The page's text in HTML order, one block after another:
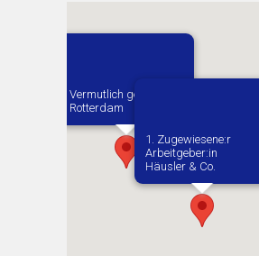
Vermutlich geboren in
Rotterdam
1. Zugewiesene:r
Arbeitgeber:in​
Häusler & Co.